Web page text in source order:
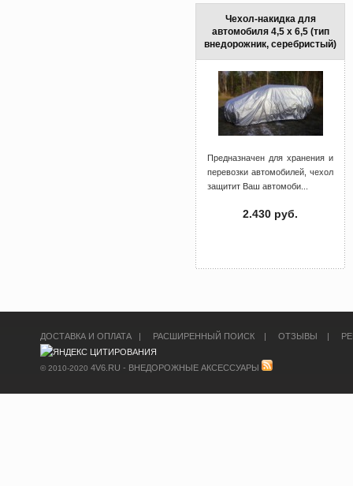
Чехол-накидка для
автомобиля 4,5 x 6,5 (тип
внедорожник, серебристый)
Предназначен для хранения и
перевозки автомобилей, чехол
защитит Ваш автомоби...
2.430 руб.
ДОСТАВКА И ОПЛАТА| РАСШИРЕННЫЙ ПОИСК| ОТЗЫВЫ |
© 2010-2020 4V6.RU - ВНЕДОРОЖНЫЕ АКСЕССУАРЫ